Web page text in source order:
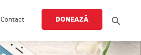
Contact DONEAZĂ